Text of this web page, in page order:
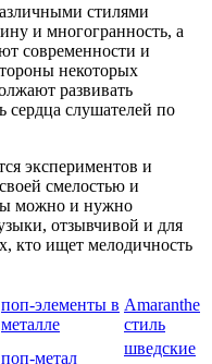
стилями
и многогранность, а
современности и
некоторых
развивать
сердца слушателей по
экспериментов и
смелостью и
можно и нужно
отзывчивой и для
кто ищет мелодичность
поп-элементы в
металле
Amaranthe
стиль
поп-метал
шведские